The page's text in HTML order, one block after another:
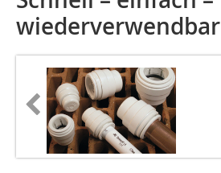
wiederverwendbar